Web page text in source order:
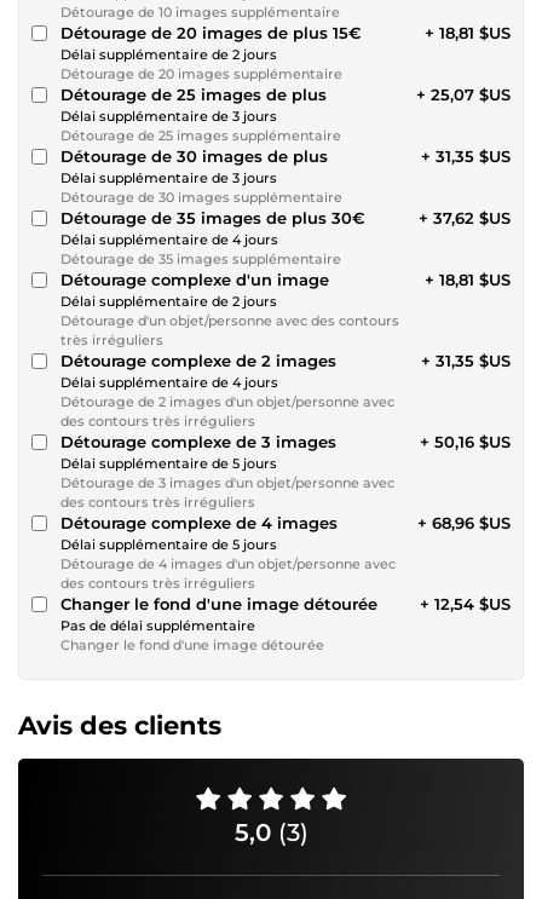
Détourage de 10 images supplémentaire
Détourage de 20 images de plus 15€
Délai supplémentaire de 2 jours
Détourage de 20 images supplémentaire
+ 18,81 $US
Détourage de 25 images de plus
Délai supplémentaire de 3 jours
Détourage de 25 images supplémentaire
+ 25,07 $US
Détourage de 30 images de plus
Délai supplémentaire de 3 jours
Détourage de 30 images supplémentaire
+ 31,35 $US
Détourage de 35 images de plus 30€
Délai supplémentaire de 4 jours
Détourage de 35 images supplémentaire
+ 37,62 $US
Détourage complexe d'un image
Délai supplémentaire de 2 jours
Détourage d'un objet/personne avec des contours
très irréguliers
+ 18,81 $US
Détourage complexe de 2 images
Délai supplémentaire de 4 jours
Détourage de 2 images d'un objet/personne avec
des contours très irréguliers
+ 31,35 $US
Détourage complexe de 3 images
Délai supplémentaire de 5 jours
Détourage de 3 images d'un objet/personne avec
des contours très irréguliers
+ 50,16 $US
Détourage complexe de 4 images
Délai supplémentaire de 5 jours
Détourage de 4 images d'un objet/personne avec
des contours très irréguliers
+ 68,96 $US
Changer le fond d'une image détourée
Pas de délai supplémentaire
Changer le fond d'une image détourée
+ 12,54 $US
Avis des clients
5,0 (3)